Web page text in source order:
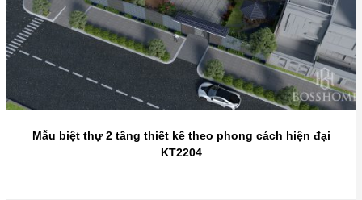
Mẫu biệt thự 2 tầng thiết kế theo phong cách hiện đại
KT2204